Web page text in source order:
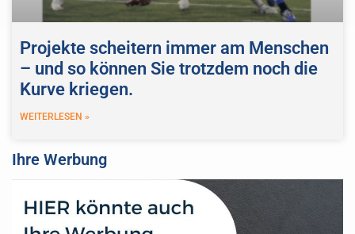
Projekte scheitern immer am Menschen
– und so können Sie trotzdem noch die
Kurve kriegen.
WEITERLESEN »
Ihre Werbung